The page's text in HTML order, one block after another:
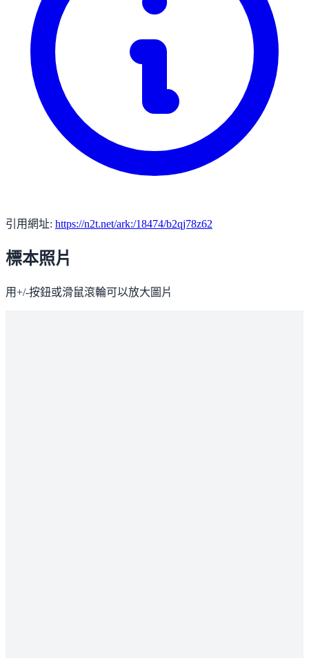
引用網址: https://n2t.net/ark:/18474/b2qj78z62
標本照片
用+/-按鈕或滑鼠滾輪可以放大圖片